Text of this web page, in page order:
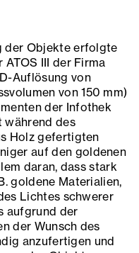
der Objekte erfolgte
III der Firma
Auflösung von
von 150 mm)
der Infothek
während des
Holz gefertigten
auf den goldenen
daran, dass stark
goldene Materialien,
Lichtes schwerer
aufgrund der
der Wunsch des
anzufertigen und